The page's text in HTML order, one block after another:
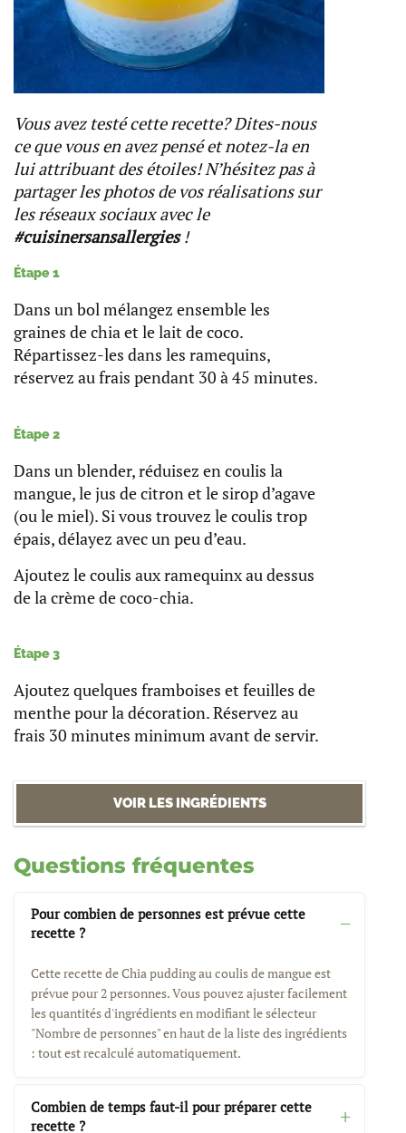
Vous avez testé cette recette? Dites-nous
ce que vous en avez pensé et notez-la en
lui attribuant des étoiles! N’hésitez pas à
partager les photos de vos réalisations sur
les réseaux sociaux avec le
#cuisinersansallergies!
Étape 1
Dans un bol mélangez ensemble les
graines de chia et le lait de coco.
Répartissez-les dans les ramequins,
réservez au frais pendant 30 à 45 minutes.
Étape 2
Dans un blender, réduisez en coulis la
mangue, le jus de citron et le sirop d’agave
(ou le miel). Si vous trouvez le coulis trop
épais, délayez avec un peu d’eau.
Ajoutez le coulis aux ramequinx au dessus
de la crème de coco-chia.
Étape 3
Ajoutez quelques framboises et feuilles de
menthe pour la décoration. Réservez au
frais 30 minutes minimum avant de servir.
VOIR LES INGRÉDIENTS
Questions fréquentes
Pour combien de personnes est prévue cette
recette ?
Cette recette de Chia pudding au coulis de mangue est
prévue pour 2 personnes. Vous pouvez ajuster facilement
les quantités d'ingrédients en modifiant le sélecteur
"Nombre de personnes" en haut de la liste des ingrédients
: tout est recalculé automatiquement.
Combien de temps faut-il pour préparer cette
recette ?